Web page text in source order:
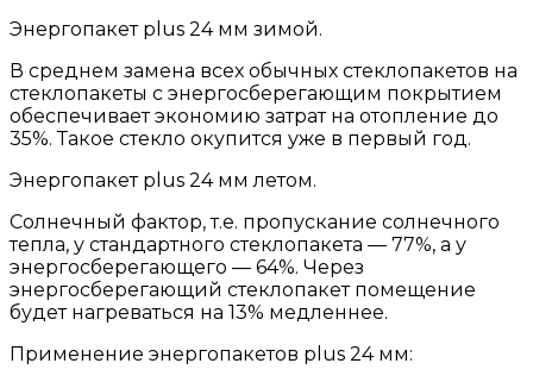
Энергопакет plus 24 мм зимой.
В среднем замена всех обычных стеклопакетов на
стеклопакеты с энергосберегающим покрытием
обеспечивает экономию затрат на отопление до
35%. Такое стекло окупится уже в первый год.
Энергопакет plus 24 мм летом.
Солнечный фактор, т.е. пропускание солнечного
тепла, у стандартного стеклопакета — 77%, а у
энергосберегающего — 64%. Через
энергосберегающий стеклопакет помещение
будет нагреваться на 13% медленнее.
Применение энергопакетов plus 24 мм: